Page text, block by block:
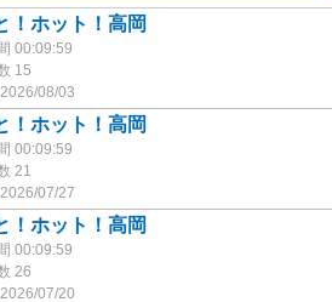
！ホット！高岡
00:09:59
15
08/03
！ホット！高岡
00:09:59
21
07/27
！ホット！高岡
00:09:59
26
07/20